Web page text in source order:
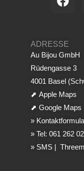
ADRESSE
Au Bijou GmbH
Rüdengasse 3
4001 Basel
⬈ Apple Maps
⬈ Google Maps
»
» Tel: 061 262
» SMS|